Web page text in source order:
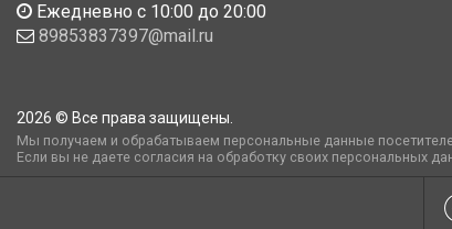
Ежедневно с 10:00 до 20:00
89853837397@mail.ru
2026 © Все права защищены.
Мы получаем и обрабатываем персональные данные
Если вы не даете согласия на обработку своих персональных